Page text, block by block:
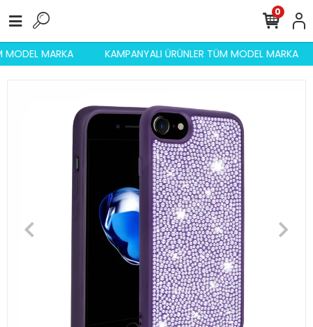
MODEL MARKA KAMPANYALI ÜRÜNLER TÜM MODEL MARKA
0